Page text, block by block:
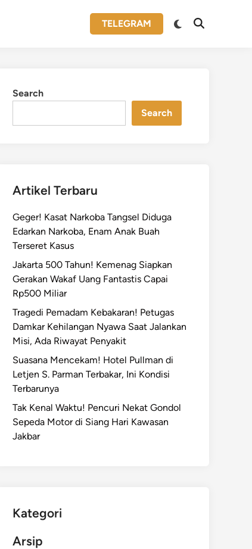
TELEGRAM
Switch
Open
Search
Search
Artikel Terbaru
Geger! Kasat Narkoba Tangsel Diduga
Edarkan Narkoba, Enam Anak Buah
Terseret Kasus
Jakarta 500 Tahun! Kemenag Siapkan
Gerakan Wakaf Uang Fantastis Capai
Rp500 Miliar
Tragedi Pemadam Kebakaran! Petugas
Damkar Kehilangan Nyawa Saat Jalankan
Misi, Ada Riwayat Penyakit
Suasana Mencekam! Hotel Pullman di
Letjen S. Parman Terbakar, Ini Kondisi
Terbarunya
Tak Kenal Waktu! Pencuri Nekat Gondol
Sepeda Motor di Siang Hari Kawasan
Jakbar
Kategori
Arsip